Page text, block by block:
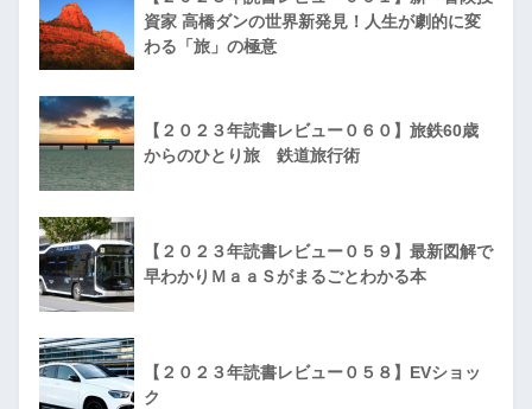
資家 高橋ダンの世界新発見！人生が劇的に変
わる「旅」の極意
【２０２３年読書レビュー０６０】旅鉄60歳
からのひとり旅 鉄道旅行術
【２０２３年読書レビュー０５９】最新図解で
早わかりＭａａＳがまるごとわかる本
【２０２３年読書レビュー０５８】EVショッ
ク